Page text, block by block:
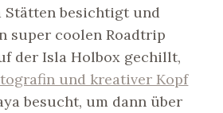
Stätten besichtigt und
super coolen Roadtrip
der Isla Holbox gechillt,
und kreativer Kopf
besucht, um dann über